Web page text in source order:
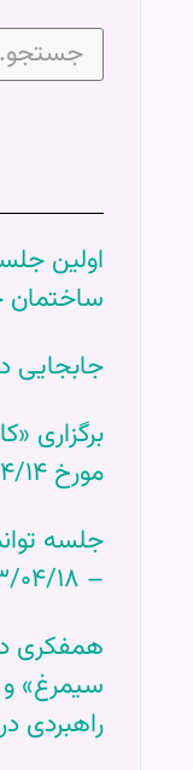
اولین
ساختمان
جابجایی
برگزاری
مورخ ۱۴۰۳/۰۴/۱۴
جلسه
– ۱۴۰۳/۰۴/۱۸
همفکری
سیمرغ»
راهبردی